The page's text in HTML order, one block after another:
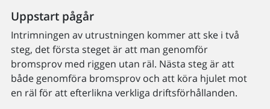
Uppstart pågår
Intrimningen av utrustningen kommer att ske i två
steg, det första steget är att man genomför
bromsprov med riggen utan räl. Nästa steg är att
både genomföra bromsprov och att köra hjulet mot
en räl för att efterlikna verkliga driftsförhållanden.